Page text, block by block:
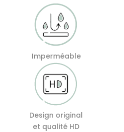
Imperméable
Design original
et qualité HD